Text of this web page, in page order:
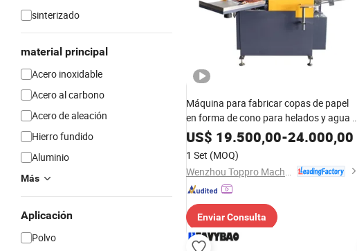
sinterizado
material principal
Acero inoxidable
Acero al carbono
Acero de aleación
Hierro fundido
Aluminio
Más
Aplicación
Polvo
Máquina para fabricar copas de papel
en forma de cono para helados y agua /
máquina formadora de copas de cono
para helado y agua, máquina
desechable para conos de helado
US$ 19.500,00-24.000,00
1 Set (MOQ)
Enviar Consulta